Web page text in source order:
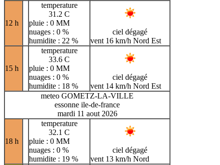
12 h
temperature
31.2 C
pluie : 0 MM
nuages : 0 %
humidite : 22 %
ciel dégagé
vent 16 km/h Nord Est
15 h
temperature
33.6 C
pluie : 0 MM
nuages : 0 %
humidite : 18 %
ciel dégagé
vent 14 km/h Nord Est
meteo GOMETZ-LA-VILLE
essonne ile-de-france
mardi 11 aout 2026
18 h
temperature
32.1 C
pluie : 0 MM
nuages : 0 %
humidite : 19 %
ciel dégagé
vent 13 km/h Nord